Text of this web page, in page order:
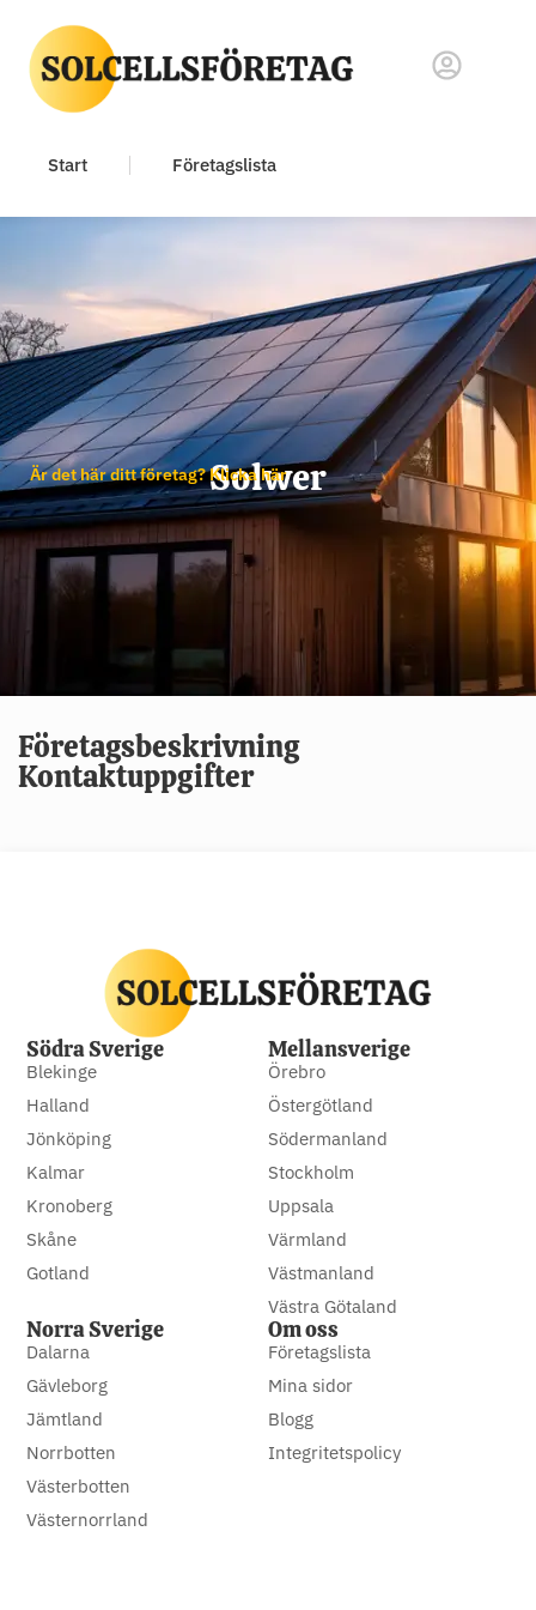
Start Företagslista
Solwer
Är det här ditt företag? Klicka här
Företagsbeskrivning
Kontaktuppgifter
Södra Sverige
Blekinge
Halland
Jönköping
Kalmar
Kronoberg
Skåne
Gotland
Mellansverige
Örebro
Östergötland
Södermanland
Stockholm
Uppsala
Värmland
Västmanland
Västra Götaland
Norra Sverige
Dalarna
Gävleborg
Jämtland
Norrbotten
Västerbotten
Västernorrland
Om oss
Företagslista
Mina sidor
Blogg
Integritetspolicy